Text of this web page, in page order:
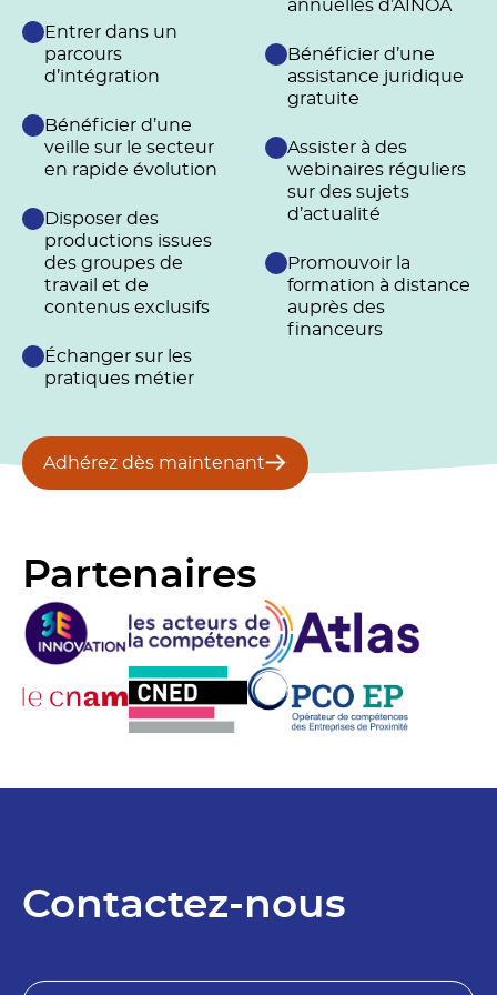
Entrer dans un
parcours
d’intégration
Bénéficier d’une
veille sur le secteur
en rapide évolution
Disposer des
productions issues
des groupes de
travail et de
contenus exclusifs
Échanger sur les
pratiques métier
annuelles d’AINOA
Bénéficier d’une
assistance juridique
gratuite
Assister à des
webinaires réguliers
sur des sujets
d’actualité
Promouvoir la
formation à distance
auprès des
financeurs
Adhérez dès maintenant
Partenaires
Contactez-nous
N